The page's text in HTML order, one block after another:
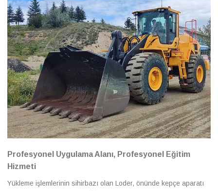
Profesyonel Uygulama Alanı, Profesyonel Eğitim
Hizmeti
Yükleme işlemlerinin sihirbazı olan Loder, önünde kepçe aparatı